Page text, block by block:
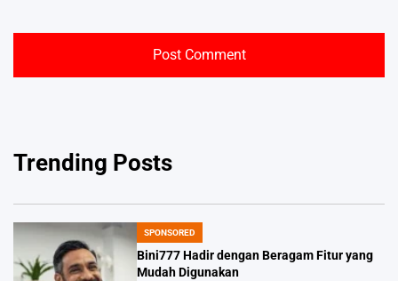
Trending Posts
POSTED
IN
SPONSORED
Bini777 Hadir dengan Beragam Fitur yang
Mudah Digunakan